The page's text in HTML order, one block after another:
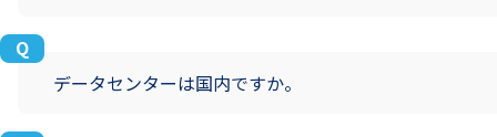
データセンターは国内ですか。